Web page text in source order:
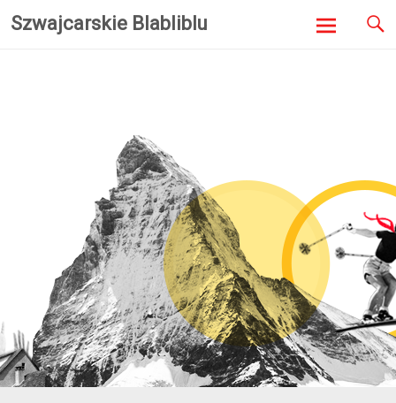
Szwajcarskie Blabliblu